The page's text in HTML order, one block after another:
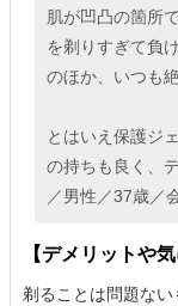
肌が凹凸の箇所
を剃りすぎて負
のほか、いつも
とはいえ保護ジ
の持ちも良く、
／男性／37歳／
【デメリットや
剃ることは問題な